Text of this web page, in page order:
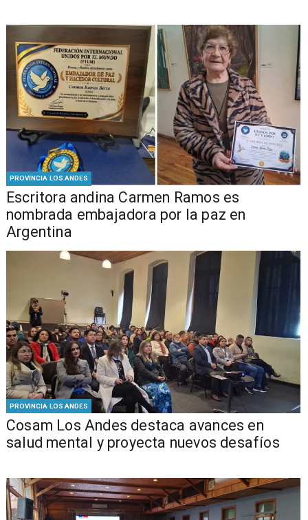
PROVINCIA LOS ANDES
Escritora andina Carmen Ramos es
nombrada embajadora por la paz en
Argentina
PROVINCIA LOS ANDES
Cosam Los Andes destaca avances en
salud mental y proyecta nuevos desafíos